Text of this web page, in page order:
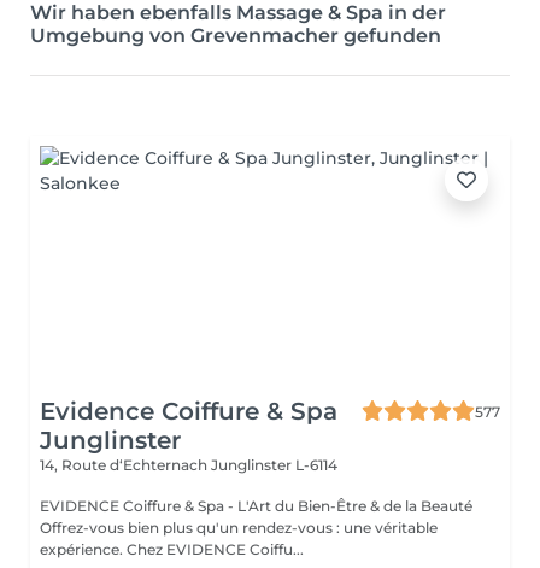
Wir haben ebenfalls Massage & Spa in der
Umgebung von Grevenmacher gefunden
Evidence Coiffure & Spa
Junglinster
577
14, Route d‘Echternach Junglinster L-6114
EVIDENCE Coiffure & Spa - L'Art du Bien-Être & de la Beauté
Offrez-vous bien plus qu'un rendez-vous : une véritable
expérience. Chez EVIDENCE Coiffu...